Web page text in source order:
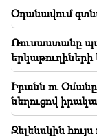
16:13
Սա
Աննա
16:11
Հայի
դատի
Օդանավում
Ռուսաստանը
երկաթուղիների
Իրանն ու Օմանը
նեղուցով
Զելենսկին